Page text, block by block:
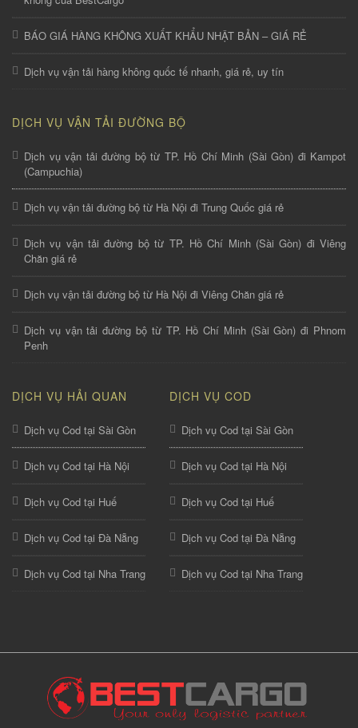
BÁO GIÁ HÀNG KHÔNG XUẤT KHẨU NHẬT BẢN – GIÁ RẺ
Dịch vụ vận tải hàng không quốc tế nhanh, giá rẻ, uy tín
DỊCH VỤ VẬN TẢI ĐƯỜNG BỘ
Dịch vụ vận tải đường bộ từ TP. Hồ Chí Minh (Sài Gòn) đi Kampot
(Campuchia)
Dịch vụ vận tải đường bộ từ Hà Nội đi Trung Quốc giá rẻ
Dịch vụ vận tải đường bộ từ TP. Hồ Chí Minh (Sài Gòn) đi Viêng
Chăn giá rẻ
Dịch vụ vận tải đường bộ từ Hà Nội đi Viêng Chăn giá rẻ
Dịch vụ vận tải đường bộ từ TP. Hồ Chí Minh (Sài Gòn) đi Phnom
Penh
DỊCH VỤ HẢI QUAN
Dịch vụ Cod tại Sài Gòn
Dịch vụ Cod tại Hà Nội
Dịch vụ Cod tại Huế
Dịch vụ Cod tại Đà Nẵng
Dịch vụ Cod tại Nha Trang
DỊCH VỤ COD
Dịch vụ Cod tại Sài Gòn
Dịch vụ Cod tại Hà Nội
Dịch vụ Cod tại Huế
Dịch vụ Cod tại Đà Nẵng
Dịch vụ Cod tại Nha Trang